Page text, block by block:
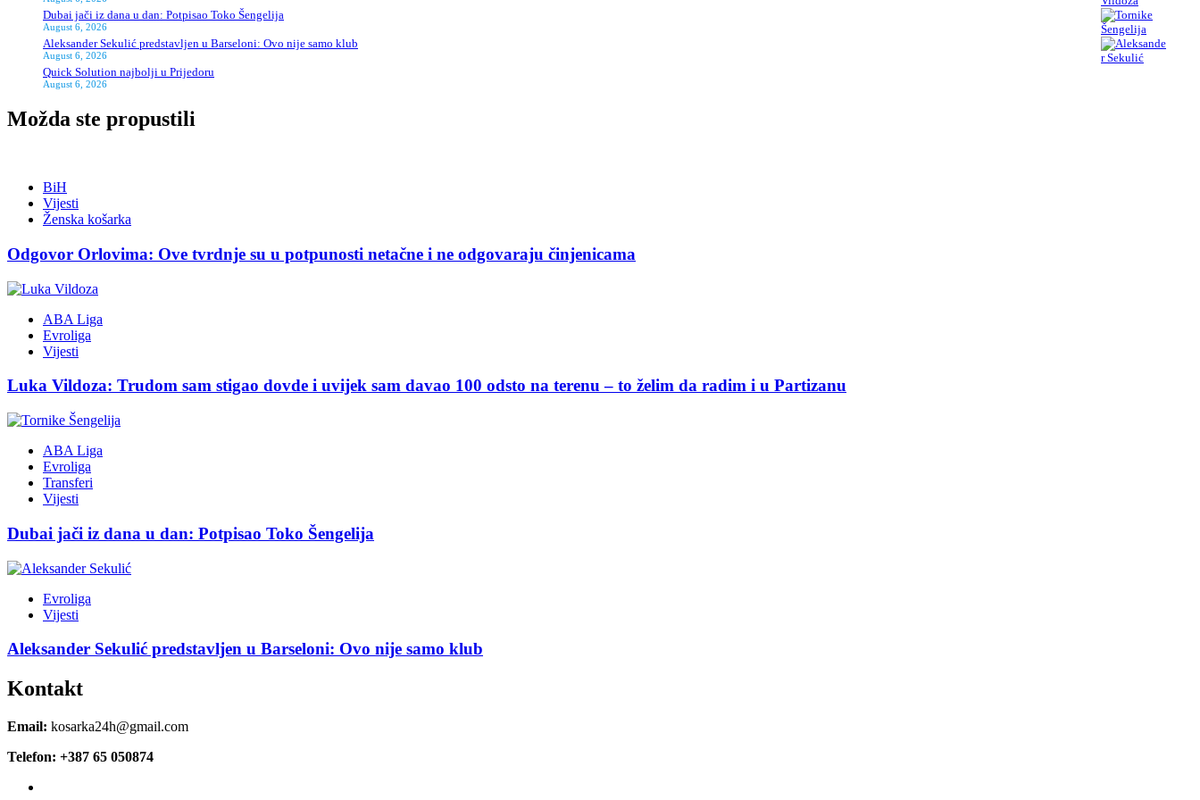
Dubai jači iz dana u dan: Potpisao Toko Šengelija
August 6, 2026
Aleksander Sekulić predstavljen u Barseloni: Ovo nije samo klub
August 6, 2026
Quick Solution najbolji u Prijedoru
August 6, 2026
Možda ste propustili
BiH
Vijesti
Ženska košarka
Odgovor Orlovima: ​Ove tvrdnje su u potpunosti netačne i ne odgovaraju činjenicama
ABA Liga
Evroliga
Vijesti
Luka Vildoza: Trudom sam stigao dovde i uvijek sam davao 100 odsto na terenu – to želim da radim i u Partizanu
ABA Liga
Evroliga
Transferi
Vijesti
Dubai jači iz dana u dan: Potpisao Toko Šengelija
Evroliga
Vijesti
Aleksander Sekulić predstavljen u Barseloni: Ovo nije samo klub
Kontakt
Email: kosarka24h@gmail.com
Telefon: +387 65 050874